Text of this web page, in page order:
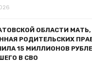
ОБЛАСТИ МАТЬ,
РОДИТЕЛЬСКИХ
15 МИЛЛИОНОВ
В СВО